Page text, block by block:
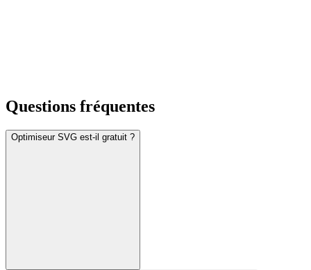
Questions fréquentes
Optimiseur SVG est-il gratuit ?